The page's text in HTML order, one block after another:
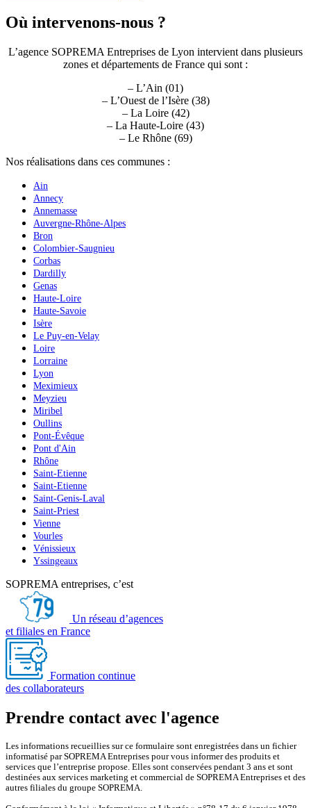
Où intervenons-nous ?
L’agence SOPREMA Entreprises de Lyon intervient dans plusieurs
zones et départements de France qui sont :
– L’Ain (01)
– L’Ouest de l’Isère (38)
– La Loire (42)
– La Haute-Loire (43)
– Le Rhône (69)
Nos réalisations dans ces communes :
Ain
Annecy
Annemasse
Auvergne-Rhône-Alpes
Bron
Colombier-Saugnieu
Corbas
Dardilly
Genas
Haute-Loire
Haute-Savoie
Isère
Le Puy-en-Velay
Loire
Lorraine
Lyon
Meximieux
Meyzieu
Miribel
Oullins
Pont-Évêque
Pont d'Ain
Rhône
Saint-Etienne
Saint-Etienne
Saint-Genis-Laval
Saint-Priest
Vienne
Vourles
Vénissieux
Yssingeaux
SOPREMA entreprises, c’est
Un réseau d’agences
et filiales en France
Formation continue
des collaborateurs
Prendre contact avec l'agence
Les informations recueillies sur ce formulaire sont enregistrées dans un fichier
informatisé par SOPREMA Entreprises pour vous informer des produits et
services que l’entreprise propose. Elles sont conservées pendant 3 ans et sont
destinées aux services marketing et commercial de SOPREMA Entreprises et des
autres filiales du groupe SOPREMA.